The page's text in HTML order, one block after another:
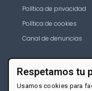
Política de privacidad
Política de cookies
Canal de denuncias
Respetamos tu
Usamos cookies para